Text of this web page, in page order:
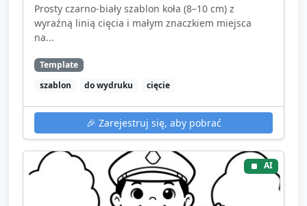
Prosty czarno-biały szablon koła (8–10 cm) z
wyraźną linią cięcia i małym znaczkiem miejsca
na...
Template
szablon
do wydruku cięcie
🎉 Zarejestruj się, aby pobrać
AI